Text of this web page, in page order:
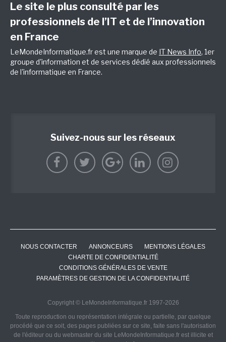
Le site le plus consulté par les
professionnels de l’IT et de l’innovation
en France
LeMondeInformatique.fr est une marque de IT News Info, 1er
groupe d'information et de services dédié aux professionnels
de l'informatique en France.
Suivez-nous sur les réseaux
NOUS CONTACTER ANNONCEURS
MENTIONS LÉGALES
CHARTE DE CONFIDENTIALITÉ
CONDITIONS GÉNÉRALES DE VENTE
PARAMÈTRES DE GESTION DE LA CONFIDENTIALITÉ
Copyright © LeMondeInformatique.fr 1997-2026
Toute reproduction ou représentation intégrale ou partielle, par quelque
procédé que ce soit, des pages publiées sur ce site, faite sans l'autorisation
de l'éditeur ou du webmaster du site LeMondeInformatique.fr est illicite et